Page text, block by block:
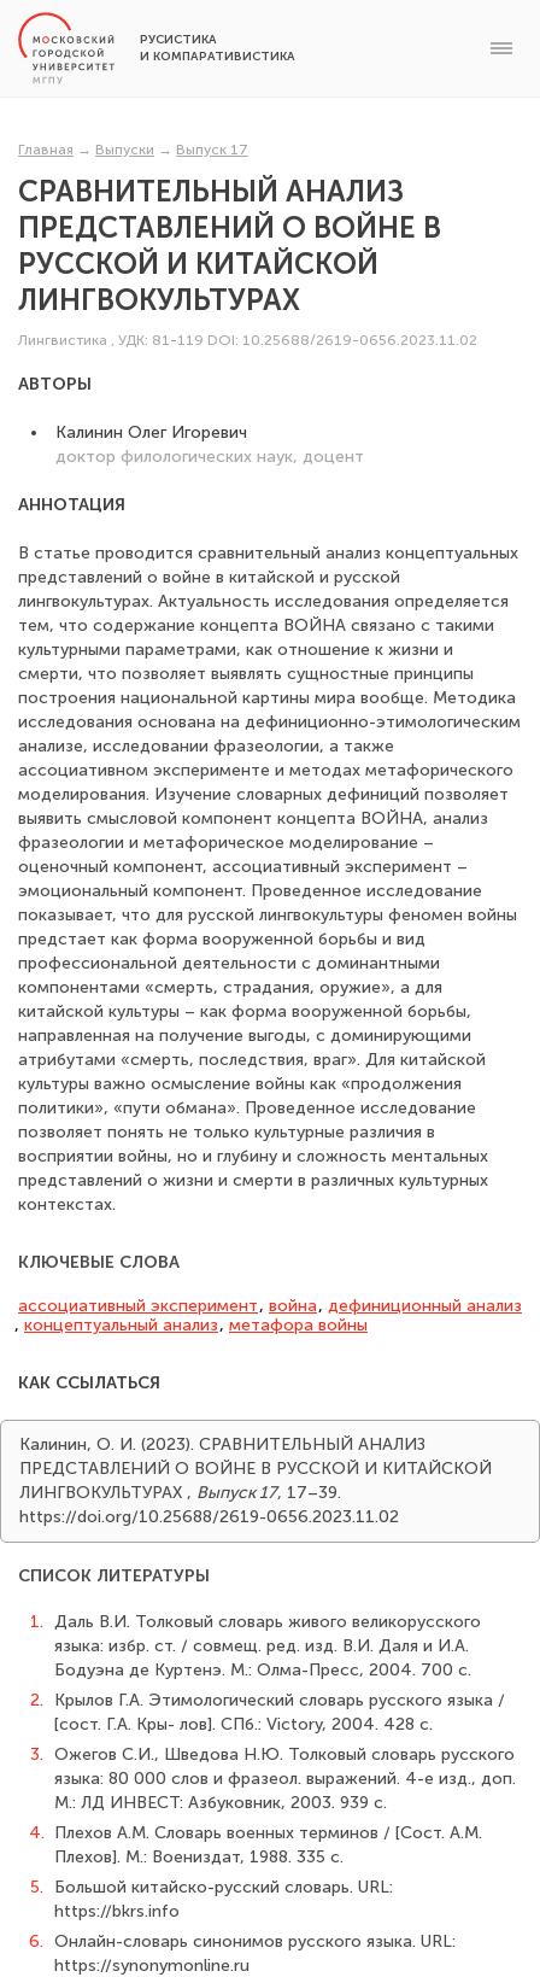
РУСИСТИКА
И КОМПАРАТИВИСТИКА
Главная → Выпуски → Выпуск 17
СРАВНИТЕЛЬНЫЙ АНАЛИЗ
ПРЕДСТАВЛЕНИЙ О ВОЙНЕ В
РУССКОЙ И КИТАЙСКОЙ
ЛИНГВОКУЛЬТУРАХ
Лингвистика , УДК: 81-119 DOI: 10.25688/2619-0656.2023.11.02
АВТОРЫ
Калинин Олег Игоревич
доктор филологических наук, доцент
АННОТАЦИЯ
В статье проводится сравнительный анализ концептуальных
представлений о войне в китайской и русской
лингвокультурах. Актуальность исследования определяется
тем, что содержание концепта ВОЙНА связано с такими
культурными параметрами, как отношение к жизни и
смерти, что позволяет выявлять сущностные принципы
построения национальной картины мира вообще. Методика
исследования основана на дефиниционно-этимологическим
анализе, исследовании фразеологии, а также
ассоциативном эксперименте и методах метафорического
моделирования. Изучение словарных дефиниций позволяет
выявить смысловой компонент концепта ВОЙНА, анализ
фразеологии и метафорическое моделирование –
оценочный компонент, ассоциативный эксперимент –
эмоциональный компонент. Проведенное исследование
показывает, что для русской лингвокультуры феномен войны
предстает как форма вооруженной борьбы и вид
профессиональной деятельности с доминантными
компонентами «смерть, страдания, оружие», а для
китайской культуры – как форма вооруженной борьбы,
направленная на получение выгоды, с доминирующими
атрибутами «смерть, последствия, враг». Для китайской
культуры важно осмысление войны как «продолжения
политики», «пути обмана». Проведенное исследование
позволяет понять не только культурные различия в
восприятии войны, но и глубину и сложность ментальных
представлений о жизни и смерти в различных культурных
контекстах.
КЛЮЧЕВЫЕ СЛОВА
ассоциативный эксперимент, война, дефиниционный анализ
, концептуальный анализ, метафора войны
КАК ССЫЛАТЬСЯ
Калинин, О. И. (2023). СРАВНИТЕЛЬНЫЙ АНАЛИЗ
ПРЕДСТАВЛЕНИЙ О ВОЙНЕ В РУССКОЙ И КИТАЙСКОЙ
ЛИНГВОКУЛЬТУРАХ , Выпуск 17, 17–39.
https://doi.org/10.25688/2619-0656.2023.11.02
СПИСОК ЛИТЕРАТУРЫ
1. Даль В.И. Толковый словарь живого великорусского
языка: избр. ст. / совмещ. ред. изд. В.И. Даля и И.А.
Бодуэна де Куртенэ. М.: Олма-Пресс, 2004. 700 с.
2.
Крылов Г.А. Этимологический словарь русского языка /
[сост. Г.А. Кры- лов]. СПб.: Victory, 2004. 428 с.
3. Ожегов С.И., Шведова Н.Ю. Толковый словарь русского
языка: 80 000 слов и фразеол. выражений. 4-е изд., доп.
М.: ЛД ИНВЕСТ: Азбуковник, 2003. 939 c.
4. Плехов А.М. Словарь военных терминов / [Сост. А.М.
Плехов]. М.: Воениздат, 1988. 335 с.
5.
Большой китайско-русский словарь. URL:
https://bkrs.info
6. Онлайн-словарь синонимов русского языка. URL:
https://synonymonline.ru